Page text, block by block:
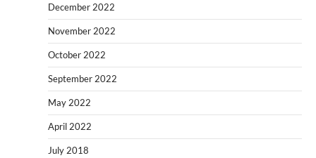
December 2022
November 2022
October 2022
September 2022
May 2022
April 2022
July 2018